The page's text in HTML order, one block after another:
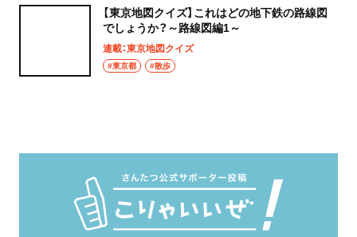
【東京地図クイズ】これはどの地下鉄の路線図
でしょうか？～路線図編1～
連載：東京地図クイズ
#東京都 #散歩